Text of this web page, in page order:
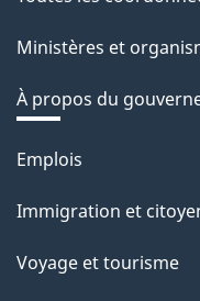
Ministères et
À propos du
Thèmes
sujets
Emplois
Immigration et
Voyage et tourisme